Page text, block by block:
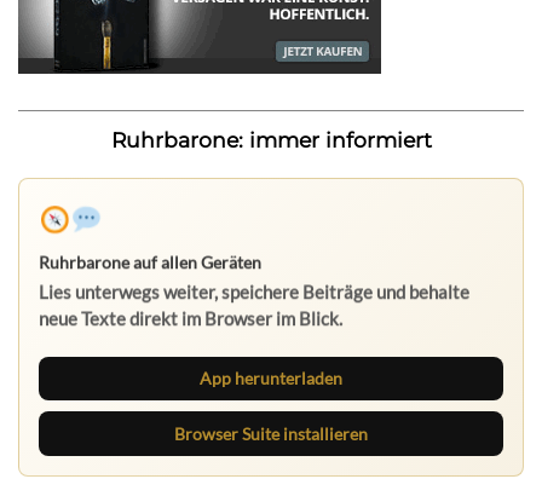
Ruhrbarone: immer informiert
Ruhrbarone auf allen Geräten
Lies unterwegs weiter, speichere Beiträge und behalte
neue Texte direkt im Browser im Blick.
App herunterladen
Browser Suite installieren